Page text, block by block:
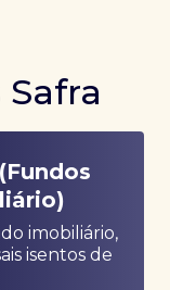
imobiliário,
isentos de